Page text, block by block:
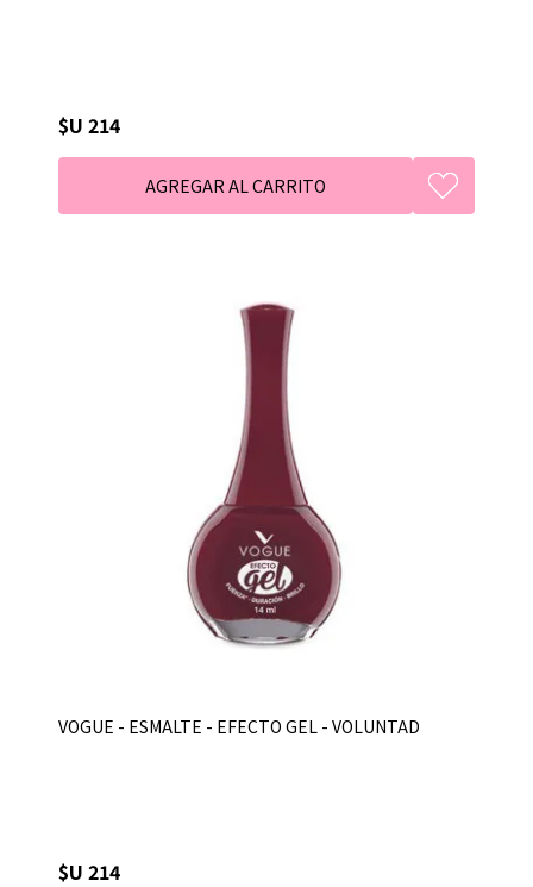
$U 214
VOGUE - ESMALTE - EFECTO GEL - VOLUNTAD
$U 214